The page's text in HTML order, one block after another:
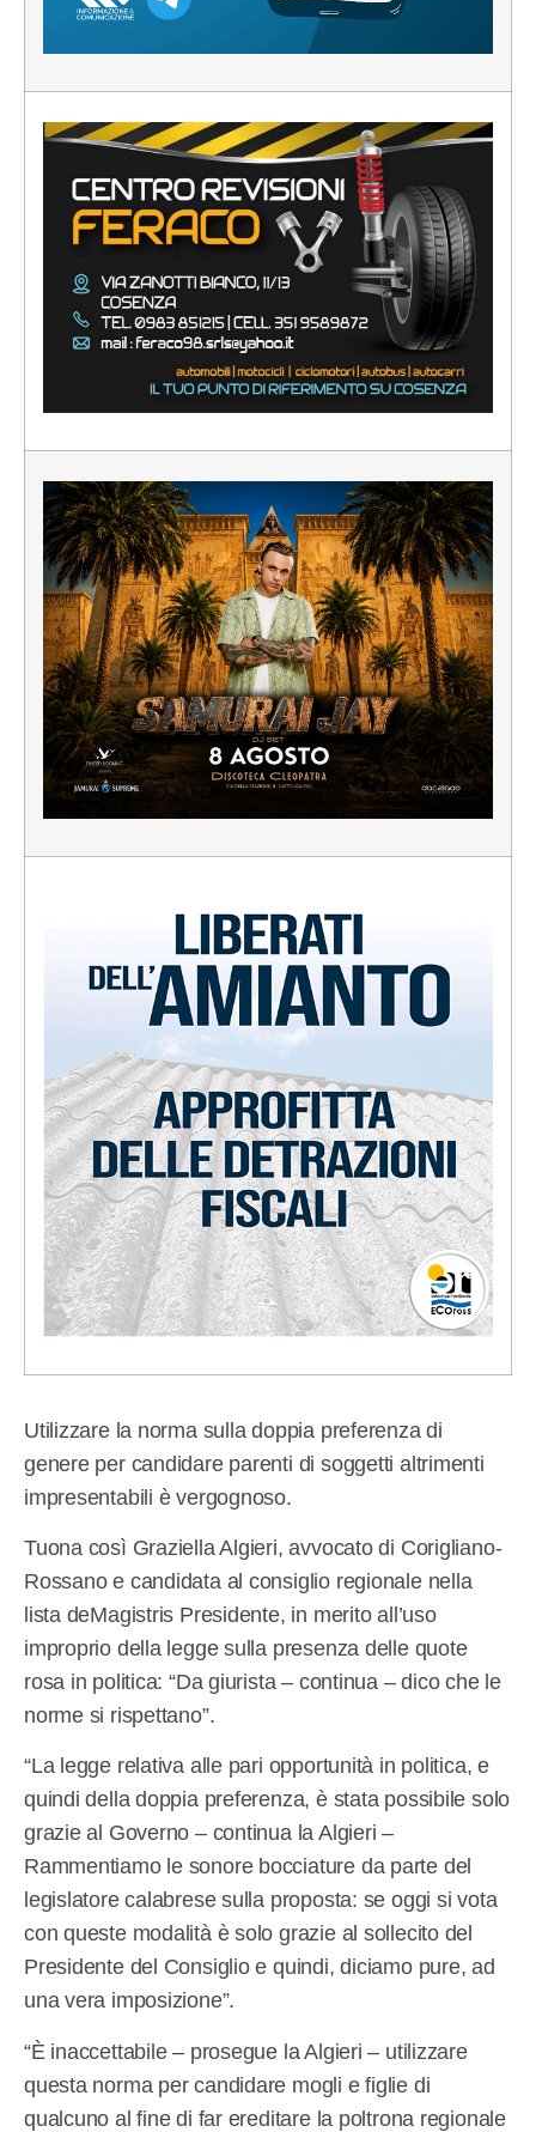
Utilizzare la norma sulla doppia preferenza di
genere per candidare parenti di soggetti altrimenti
impresentabili è vergognoso.
Tuona così Graziella Algieri, avvocato di Corigliano-
Rossano e candidata al consiglio regionale nella
lista deMagistris Presidente, in merito all’uso
improprio della legge sulla presenza delle quote
rosa in politica: “Da giurista – continua – dico che le
norme si rispettano”.
“La legge relativa alle pari opportunità in politica, e
quindi della doppia preferenza, è stata possibile solo
grazie al Governo – continua la Algieri –
Rammentiamo le sonore bocciature da parte del
legislatore calabrese sulla proposta: se oggi si vota
con queste modalità è solo grazie al sollecito del
Presidente del Consiglio e quindi, diciamo pure, ad
una vera imposizione”.
“È inaccettabile – prosegue la Algieri – utilizzare
questa norma per candidare mogli e figlie di
qualcuno al fine di far ereditare la poltrona regionale